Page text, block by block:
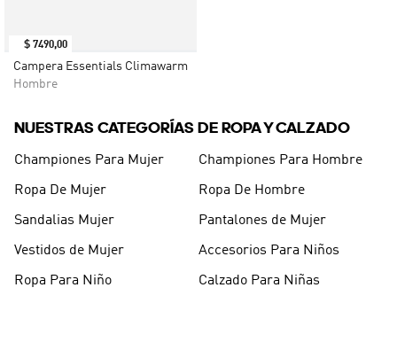
$ 7490,00
Campera Essentials Climawarm
Hombre
NUESTRAS CATEGORÍAS DE ROPA Y CALZADO
Championes Para Mujer Championes Para Hombre
Ropa De Mujer Ropa De Hombre
Sandalias Mujer Pantalones de Mujer
Vestidos de Mujer Accesorios Para Niños
Ropa Para Niño Calzado Para Niñas